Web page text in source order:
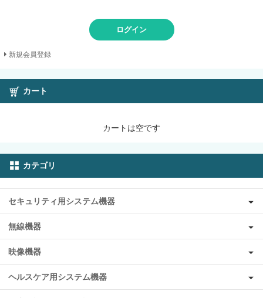
ログイン
新規会員登録
カート
カートは空です
カテゴリ
セキュリティ用システム機器
無線機器
映像機器
ヘルスケア用システム機器